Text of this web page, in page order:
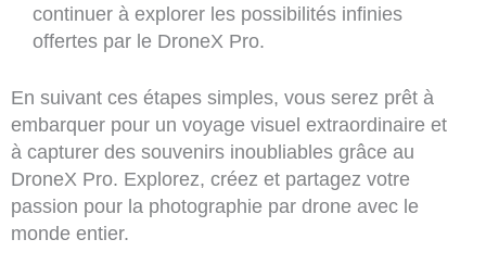
continuer à explorer les possibilités infinies
offertes par le DroneX Pro.
En suivant ces étapes simples, vous serez prêt à
embarquer pour un voyage visuel extraordinaire et
à capturer des souvenirs inoubliables grâce au
DroneX Pro. Explorez, créez et partagez votre
passion pour la photographie par drone avec le
monde entier.